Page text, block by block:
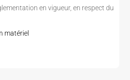
en vigueur, en respect du
matériel